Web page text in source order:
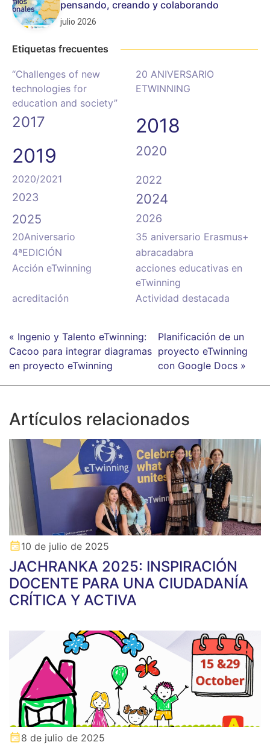
pensando, creando y colaborando
julio 2026
Etiquetas frecuentes
“Challenges of new
technologies for
education and society”
20 ANIVERSARIO
ETWINNING
2017
2018
2019
2020
2020/2021
2022
2023
2024
2025 2026
20Aniversario
35 aniversario Erasmus+
4ªEDICIÓN
abracadabra
Acción eTwinning
acciones educativas en
eTwinning
acreditación
Actividad destacada
« Ingenio y Talento eTwinning:
Cacoo para integrar diagramas
en proyecto eTwinning
Planificación de un
proyecto eTwinning
con Google Docs »
Artículos relacionados
10 de julio de 2025
JACHRANKA 2025: INSPIRACIÓN
DOCENTE PARA UNA CIUDADANÍA
CRÍTICA Y ACTIVA
8 de julio de 2025